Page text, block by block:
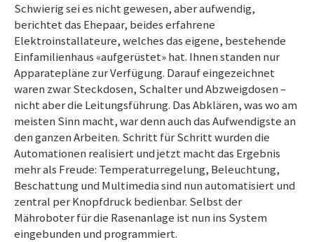
Schwierig sei es nicht gewesen, aber aufwendig,
berichtet das Ehepaar, beides erfahrene
Elektroinstallateure, welches das eigene, bestehende
Einfamilienhaus «aufgerüstet» hat. Ihnen standen nur
Apparatepläne zur Verfügung. Darauf eingezeichnet
waren zwar Steckdosen, Schalter und Abzweigdosen –
nicht aber die Leitungsführung. Das Abklären, was wo am
meisten Sinn macht, war denn auch das Aufwendigste an
den ganzen Arbeiten. Schritt für Schritt wurden die
Automationen realisiert und jetzt macht das Ergebnis
mehr als Freude: Temperaturregelung, Beleuchtung,
Beschattung und Multimedia sind nun automatisiert und
zentral per Knopfdruck bedienbar. Selbst der
Mähroboter für die Rasenanlage ist nun ins System
eingebunden und programmiert.